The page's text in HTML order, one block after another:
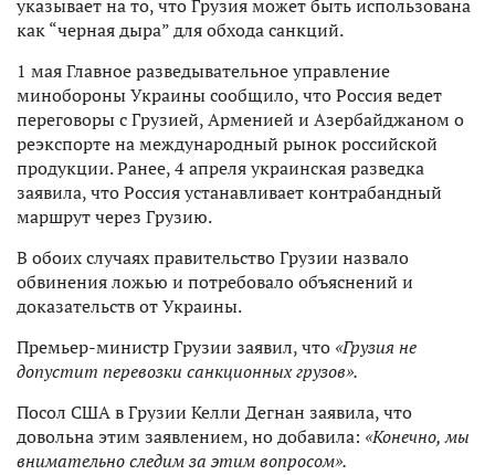
указывает на то, что Грузия может быть использована
как “черная дыра” для обхода санкций.
1 мая Главное разведывательное управление
минобороны Украины сообщило, что Россия ведет
переговоры с Грузией, Арменией и Азербайджаном о
реэкспорте на международный рынок российской
продукции. Ранее, 4 апреля украинская разведка
заявила, что Россия устанавливает контрабандный
маршрут через Грузию.
В обоих случаях правительство Грузии назвало
обвинения ложью и потребовало объяснений и
доказательств от Украины.
Премьер-министр Грузии заявил, что «Грузия не
допустит перевозки санкционных грузов».
Посол США в Грузии Келли Дегнан заявила, что
довольна этим заявлением, но добавила: «Конечно, мы
внимательно следим за этим вопросом».